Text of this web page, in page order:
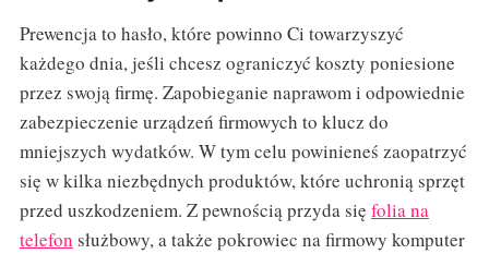
Prewencja to hasło, które powinno Ci towarzyszyć
każdego dnia, jeśli chcesz ograniczyć koszty poniesione
przez swoją firmę. Zapobieganie naprawom i odpowiednie
zabezpieczenie urządzeń firmowych to klucz do
mniejszych wydatków. W tym celu powinieneś zaopatrzyć
się w kilka niezbędnych produktów, które uchronią sprzęt
przed uszkodzeniem. Z pewnością przyda się folia na
telefon służbowy, a także pokrowiec na firmowy komputer